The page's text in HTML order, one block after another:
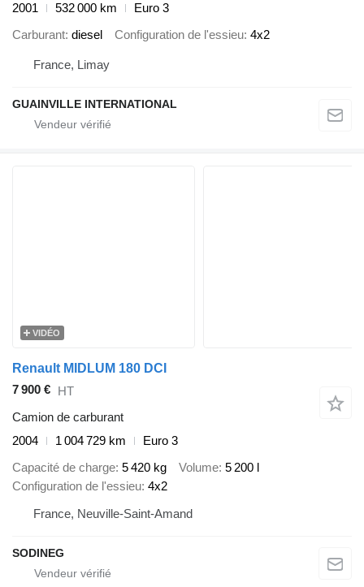
2001
532 000 km
Euro 3
Carburant diesel Configuration de l'essieu 4x2
France, Limay
GUAINVILLE INTERNATIONAL
VIDÉO
Renault MIDLUM 180 DCI
7 900 € HT
Camion de carburant
2004
1 004 729 km
Euro 3
Capacité de charge 5 420 kg Volume 5 200 l
Configuration de l'essieu 4x2
France, Neuville-Saint-Amand
SODINEG